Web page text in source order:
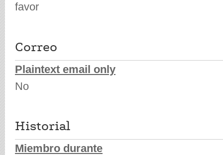
favor
Correo
Plaintext email only
No
Historial
Miembro durante